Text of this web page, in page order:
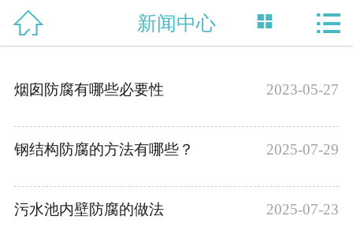
网站首页
 新闻中心  
烟囱防腐有哪些必要性 2023-05-27
钢结构防腐的方法有哪些？ 2025-07-29
污水池内壁防腐的做法 2025-07-23